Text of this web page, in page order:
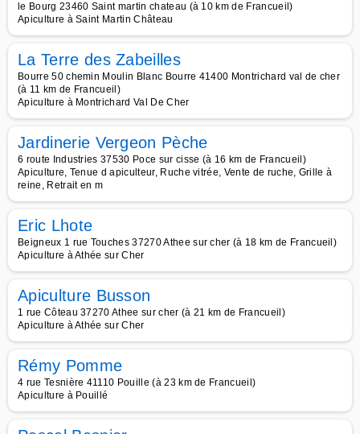
le Bourg 23460 Saint martin chateau (à 10 km de Francueil)
Apiculture à Saint Martin Château
La Terre des Zabeilles
Bourre 50 chemin Moulin Blanc Bourre 41400 Montrichard val de cher
(à 11 km de Francueil)
Apiculture à Montrichard Val De Cher
Jardinerie Vergeon Pèche
6 route Industries 37530 Poce sur cisse (à 16 km de Francueil)
Apiculture, Tenue d apiculteur, Ruche vitrée, Vente de ruche, Grille à
reine, Retrait en m
Eric Lhote
Beigneux 1 rue Touches 37270 Athee sur cher (à 18 km de Francueil)
Apiculture à Athée sur Cher
Apiculture Busson
1 rue Côteau 37270 Athee sur cher (à 21 km de Francueil)
Apiculture à Athée sur Cher
Rémy Pomme
4 rue Tesnière 41110 Pouille (à 23 km de Francueil)
Apiculture à Pouillé